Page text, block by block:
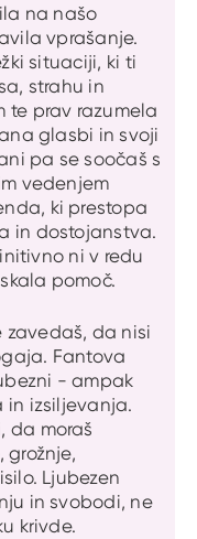
na našo
vprašanje.
situaciji, ki ti
strahu in
te prav razumela
glasbi in svoji
pa se soočaš s
vedenjem
ki prestopa
in dostojanstva.
ni v redu
pomoč.
zavedaš, da nisi
Fantova
- ampak
in izsiljevanja.
da moraš
grožnje,
Ljubezen
in svobodi, ne
krivde.